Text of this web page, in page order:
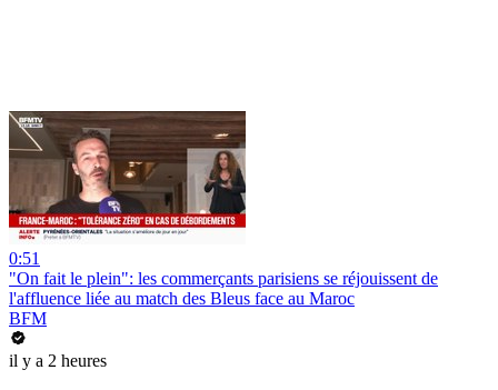
0:51
"On fait le plein": les commerçants parisiens se réjouissent de
l'affluence liée au match des Bleus face au Maroc
BFM
il y a 2 heures